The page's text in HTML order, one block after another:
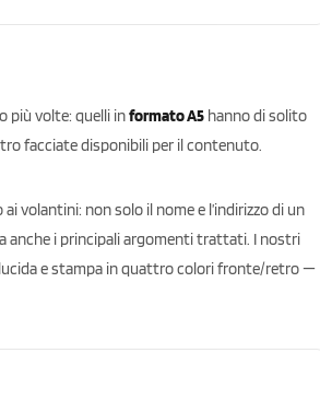
più volte: quelli informato A5 hanno di solito
facciate disponibili per il contenuto.
volantini: non solo il nome e l’indirizzo di un
anche i principali argomenti trattati. I nostri
e stampa in quattro colori fronte/retro —